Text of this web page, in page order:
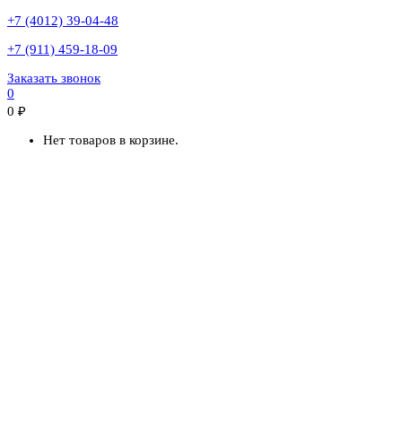
+7 (4012) 39-04-48
+7 (911) 459-18-09
Заказать звонок
0
0 ₽
Нет товаров в корзине.